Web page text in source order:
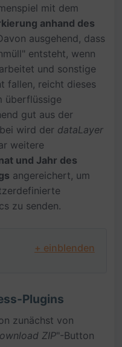
mit dem
anhand des
ausgehend, dass
entsteht, wenn
und sonstige
fallen, reicht dieses
überflüssige
gut aus der
wird der dataLayer
weitere
und Jahr des
angereichert, um
zu senden.
+ einblenden
Plugins
zunächst von
ZIP"-Button